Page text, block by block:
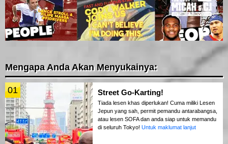
Mengapa Anda Akan Menyukainya:
01 Street Go-Karting!
Tiada lesen khas diperlukan! Cuma miliki Lesen
Jepun yang sah, permit pemandu antarabangsa,
atau lesen SOFA dan anda siap untuk memandu
di seluruh Tokyo! Untuk maklumat lanjut